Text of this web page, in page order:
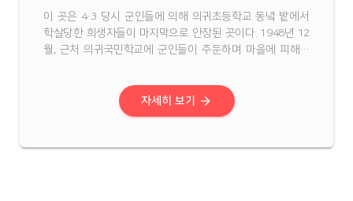
이 곳은 4·3 당시 군인들에 의해 의귀초등학교 동녘 밭에서
학살당한 희생자들이 마지막으로 안장된 곳이다. 1948년 12
월, 근처 의귀국민학교에 군인들이 주둔하며 마을에 피해가
다. 그러나 이 사실을 미리 파악한 2중대의 화력에 밀려 무장
대는 전멸에 가까운 타격을 입는다. 이 사건이 빌미 ...
자세히 보기 arrow_forward